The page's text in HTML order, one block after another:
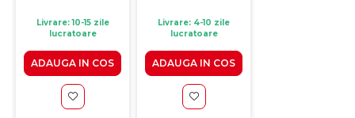
Livrare: 10-15 zile
lucratoare
ADAUGA IN COS
Livrare: 4-10 zile
lucratoare
ADAUGA IN COS